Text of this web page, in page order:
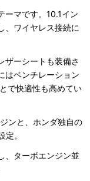
ーマです。10.1イン
、ワイヤレス接続に
ーシートも装備さ
はベンチレーション
で快適性も高めてい
ンと、ホンダ独自の
。
、ターボエンジン並